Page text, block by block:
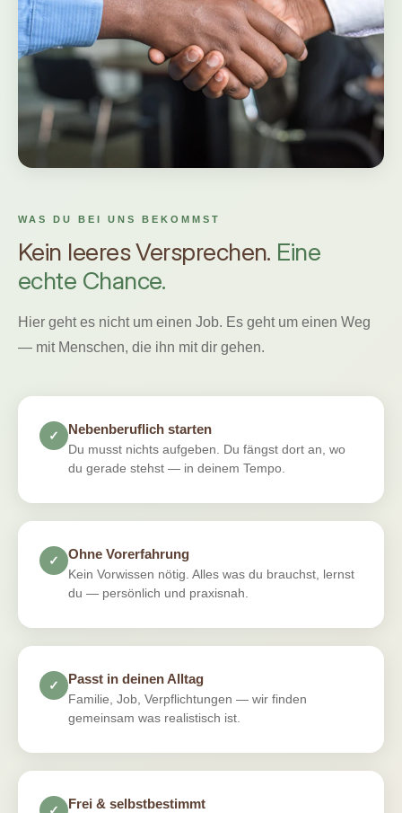
WAS DU BEI UNS BEKOMMST
Kein leeres Versprechen. Eine
echte Chance.
Hier geht es nicht um einen Job. Es geht um einen Weg
— mit Menschen, die ihn mit dir gehen.
✓ Nebenberuflich starten
Du musst nichts aufgeben. Du fängst dort an, wo
du gerade stehst — in deinem Tempo.
✓ Ohne Vorerfahrung
Kein Vorwissen nötig. Alles was du brauchst, lernst
du — persönlich und praxisnah.
✓ Passt in deinen Alltag
Familie, Job, Verpflichtungen — wir finden
gemeinsam was realistisch ist.
✓ Frei & selbstbestimmt